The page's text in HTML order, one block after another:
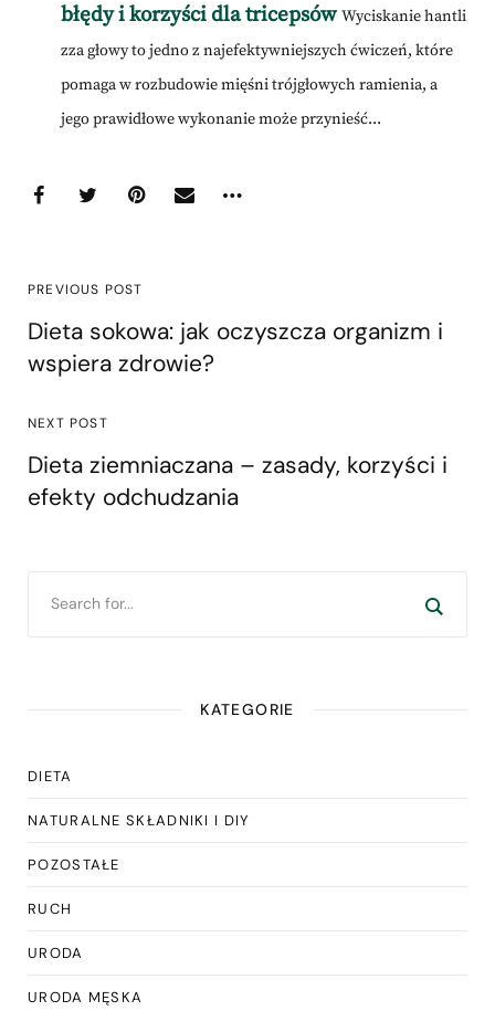
błędy i korzyści dla tricepsów Wyciskanie hantli
zza głowy to jedno z najefektywniejszych ćwiczeń, które
pomaga w rozbudowie mięśni trójgłowych ramienia, a
jego prawidłowe wykonanie może przynieść...
PREVIOUS POST
Dieta sokowa: jak oczyszcza organizm i
wspiera zdrowie?
NEXT POST
Dieta ziemniaczana – zasady, korzyści i
efekty odchudzania
KATEGORIE
DIETA
NATURALNE SKŁADNIKI I DIY
POZOSTAŁE
RUCH
URODA
URODA MĘSKA